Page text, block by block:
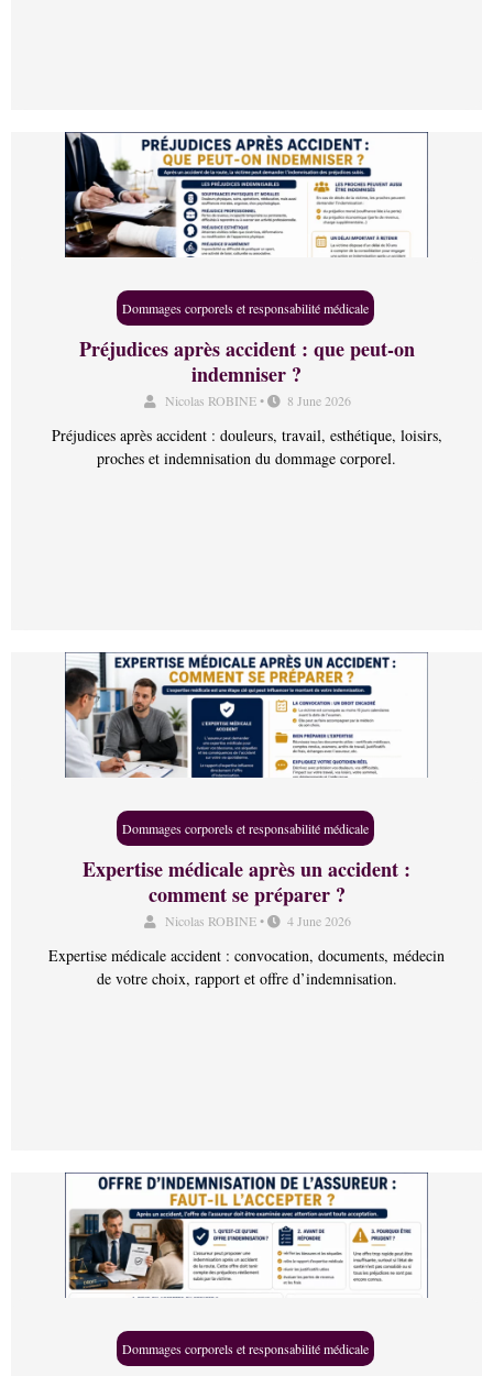
Dommages corporels et responsabilité médicale
Préjudices après accident : que peut-on
indemniser ?
Nicolas ROBINE• 8 June 2026
Préjudices après accident : douleurs, travail, esthétique, loisirs,
proches et indemnisation du dommage corporel.
Dommages corporels et responsabilité médicale
Expertise médicale après un accident :
comment se préparer ?
Nicolas ROBINE• 4 June 2026
Expertise médicale accident : convocation, documents, médecin
de votre choix, rapport et offre d’indemnisation.
Dommages corporels et responsabilité médicale